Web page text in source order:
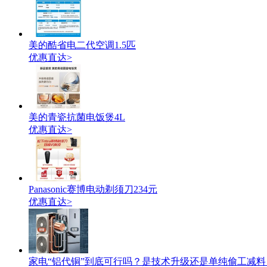
美的酷省电二代空调1.5匹
优惠直达>
美的青瓷抗菌电饭煲4L
优惠直达>
Panasonic赛博电动剃须刀234元
优惠直达>
家电“铝代铜”到底可行吗？是技术升级还是单纯偷工减